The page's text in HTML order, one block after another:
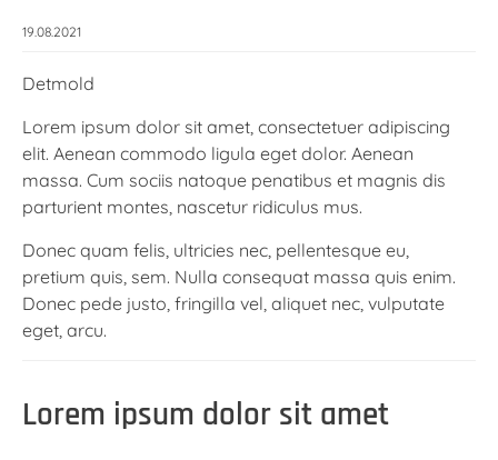
19.08.2021
Detmold
Lorem ipsum dolor sit amet, consectetuer adipiscing
elit. Aenean commodo ligula eget dolor. Aenean
massa. Cum sociis natoque penatibus et magnis dis
parturient montes, nascetur ridiculus mus.
Donec quam felis, ultricies nec, pellentesque eu,
pretium quis, sem. Nulla consequat massa quis enim.
Donec pede justo, fringilla vel, aliquet nec, vulputate
eget, arcu.
Lorem ipsum dolor sit amet